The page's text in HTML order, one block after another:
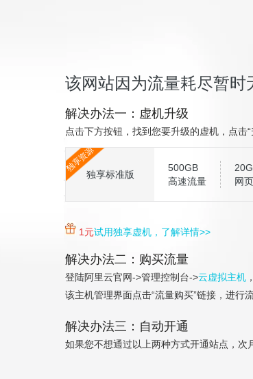
该网站因为流量耗尽暂时
解决办法一：虚机升级
点击下方按钮，找到您要升级的虚机，点击
独享资源
独享标准版
500GB
高速流量
网
1元试用独享虚机，了解详情>>
解决办法二：购买流量
登陆阿里云官网->管理控制台->云虚拟主机
该主机管理界面点击“流量购买”链接，进行
解决办法三：自动开通
如果您不想通过以上两种方式开通站点，次